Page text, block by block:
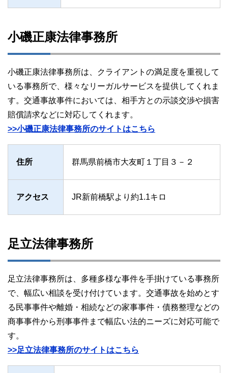
小磯正康法律事務所
小磯正康法律事務所は、クライアントの満足度を重視して
いる事務所で、様々なリーガルサービスを提供してくれま
す。交通事故事件においては、相手方との示談交渉や損害
賠償請求などに対応してくれます。
>>小磯正康法律事務所のサイトはこちら
住所 群馬県前橋市大友町１丁目３－２
アクセス JR新前橋駅より約1.1キロ
足立法律事務所
足立法律事務所は、多種多様な事件を手掛けている事務所
で、幅広い相談を受け付けています。交通事故を始めとす
る民事事件や離婚・相続などの家事事件・債務整理などの
商事事件から刑事事件まで幅広い法的ニーズに対応可能で
す。
>>足立法律事務所のサイトはこちら